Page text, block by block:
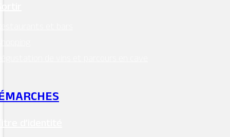
et bars
de vins et parcours en cave
d’identité